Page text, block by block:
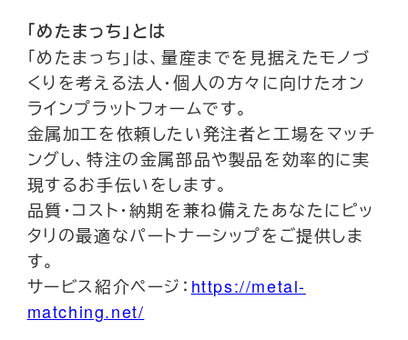
「めたまっち」とは
「めたまっち」は、量産までを見据えたモノづ
くりを考える法人・個人の方々に向けたオン
ラインプラットフォームです。
金属加工を依頼したい発注者と工場をマッチ
ングし、特注の金属部品や製品を効率的に実
現するお手伝いをします。
品質・コスト・納期を兼ね備えたあなたにピッ
タリの最適なパートナーシップをご提供しま
す。
サービス紹介ページ： https://metal-
matching.net/